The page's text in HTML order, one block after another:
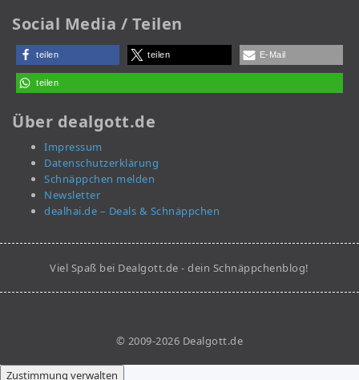
Social Media / Teilen
teilen teilen E-Mail
teilen
Über dealgott.de
Impressum
Datenschutzerklärung
Schnäppchen melden
Newsletter
dealhai.de – Deals & Schnäppchen
Viel Spaß bei Dealgott.de - dein Schnäppchenblog!
© 2009-2026 Dealgott.de
Zustimmung verwalten